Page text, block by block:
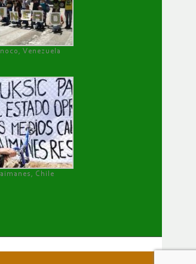
Venezuela
Chile